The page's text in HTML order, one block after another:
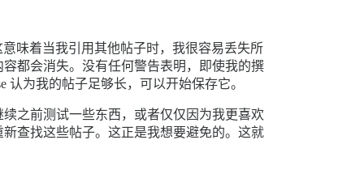
味着当我引用其他帖子时，我很容易丢失所
都会消失。没有任何警告表明，即使我的撰
为我的帖子足够长，可以开始保存它。
之前测试一些东西，或者仅仅因为我更喜欢
查找这些帖子。这正是我想要避免的。这就